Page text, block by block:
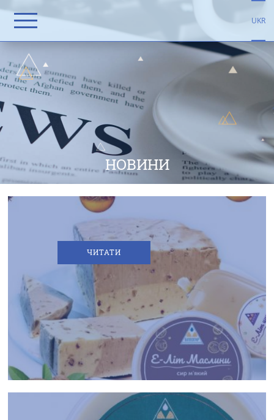
UKR
НОВИНИ
НОВИНКИ
ВІД
ЛІТИНСЬКОГО
МОЛОЧНОГО
ЗАВОДУ
ЧИТАТИ
НОВИНКА:
М’ЯКИЙ
ВІД
«БІЛОЗГАРУ»
ЗІ
СМАКОМ
ІТАЛІЙСЬКИХ
ТРАВ
СВІЖІ
ТА
КОРИСНІ